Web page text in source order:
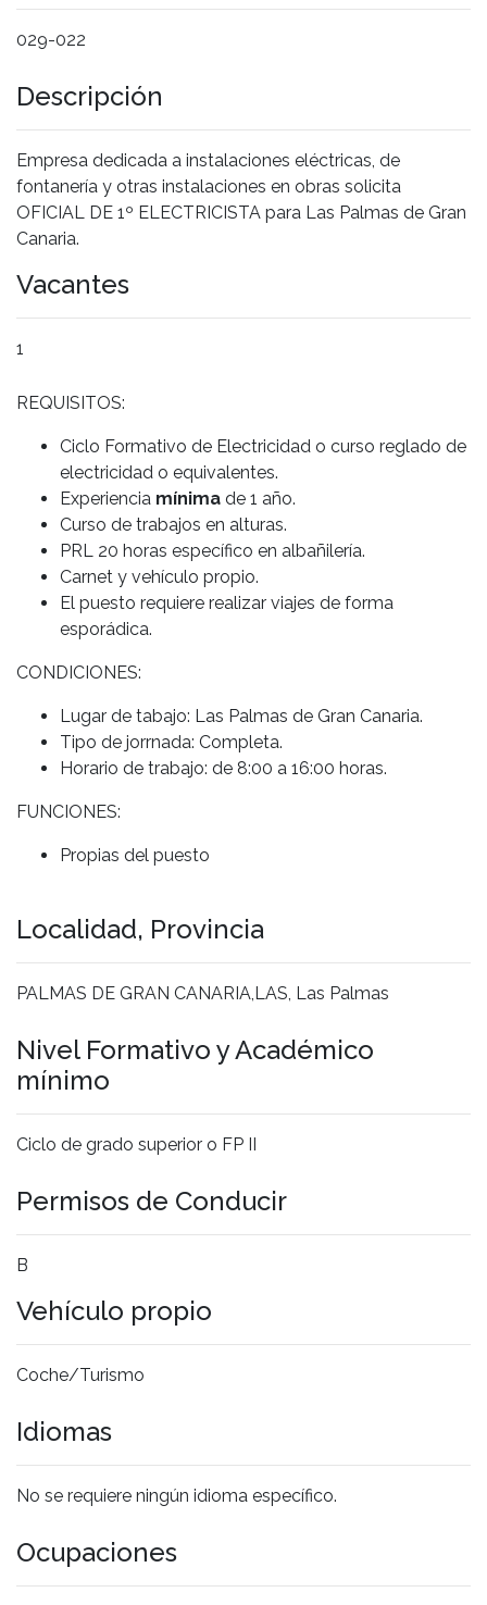
029-022
Descripción
Empresa dedicada a instalaciones eléctricas, de
fontanería y otras instalaciones en obras solicita
OFICIAL DE 1º ELECTRICISTA para Las Palmas de Gran
Canaria.
Vacantes
1
REQUISITOS:
Ciclo Formativo de Electricidad o curso reglado de
electricidad o equivalentes.
Experiencia mínima de 1 año.
Curso de trabajos en alturas.
PRL 20 horas específico en albañilería.
Carnet y vehículo propio.
El puesto requiere realizar viajes de forma
esporádica.
CONDICIONES:
Lugar de tabajo: Las Palmas de Gran Canaria.
Tipo de jorrnada: Completa.
Horario de trabajo: de 8:00 a 16:00 horas.
FUNCIONES:
Propias del puesto
Localidad, Provincia
PALMAS DE GRAN CANARIA,LAS, Las Palmas
Nivel Formativo y Académico
mínimo
Ciclo de grado superior o FP II
Permisos de Conducir
B
Vehículo propio
Coche/Turismo
Idiomas
No se requiere ningún idioma específico.
Ocupaciones